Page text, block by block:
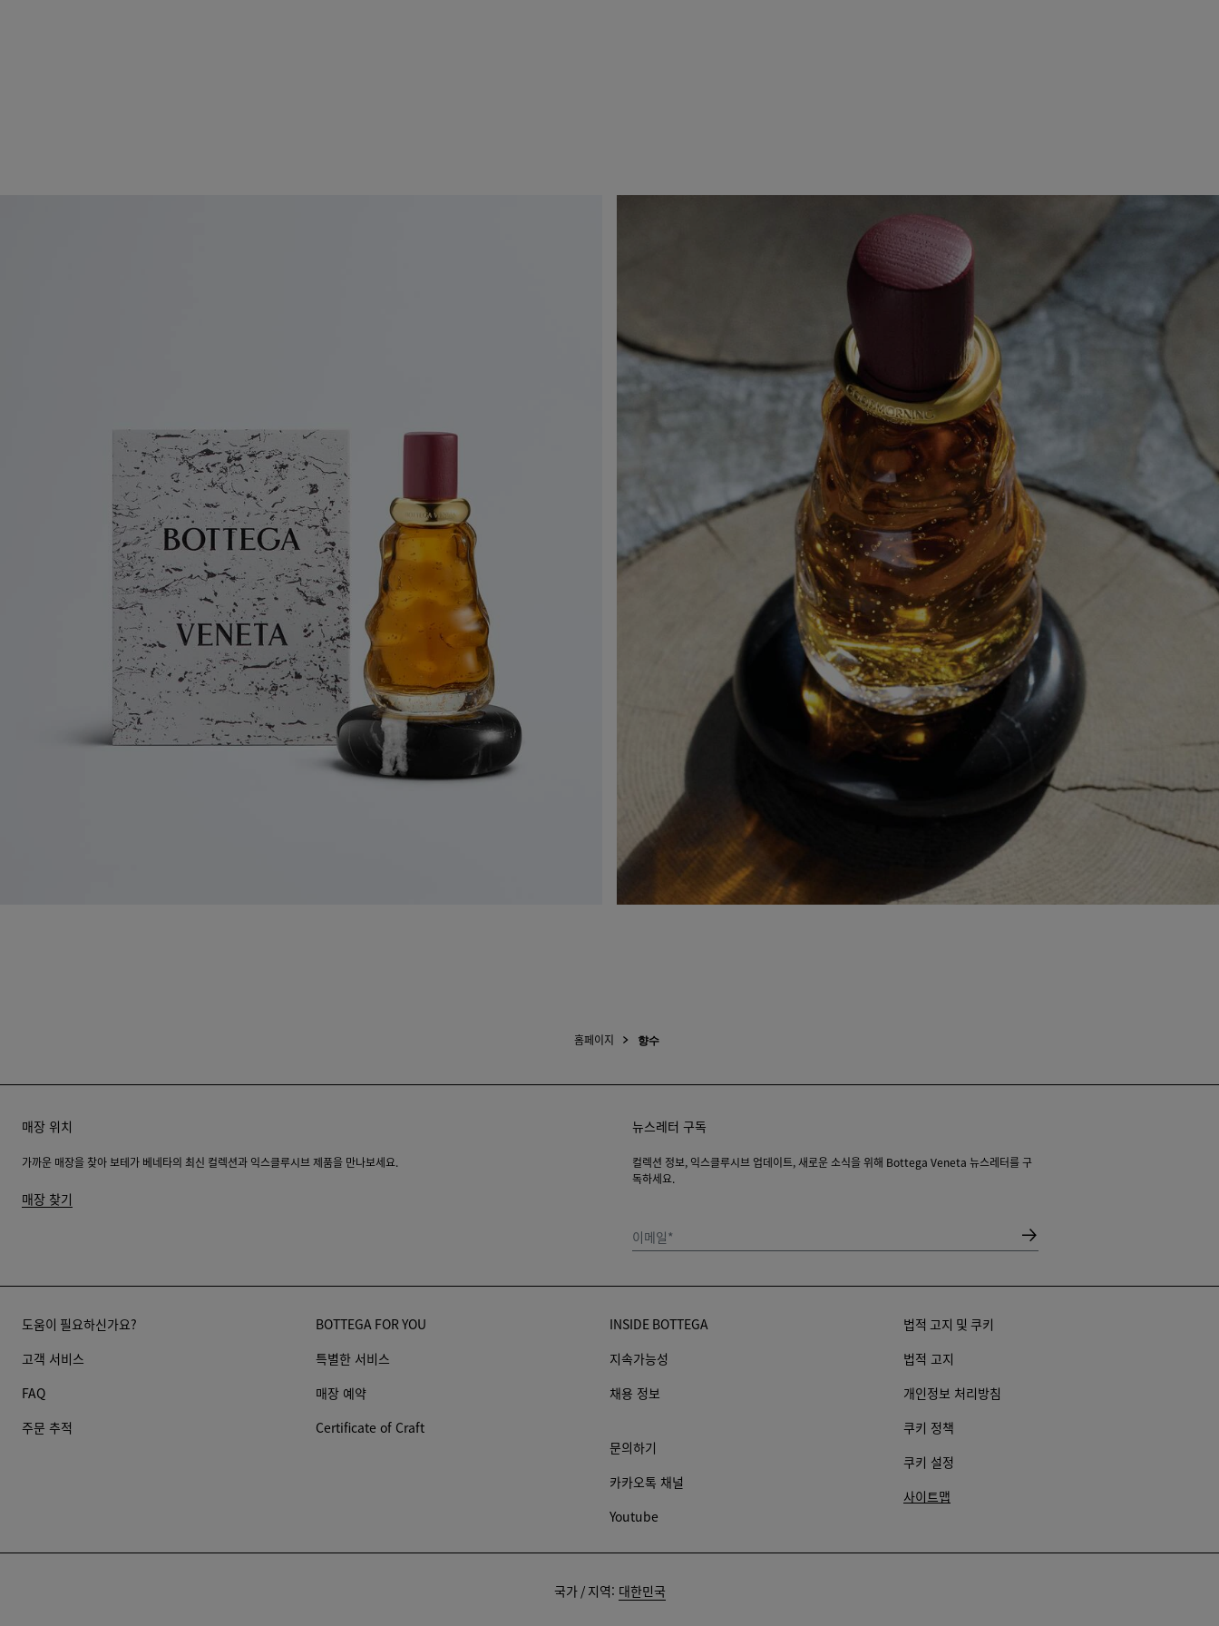
홈페이지 향수
매장 위치
가까운 매장을 찾아 보테가 베네타의 최신 컬렉션과 익스클루시브 제품을 만나보세요.
매장 찾기
뉴스레터 구독
컬렉션 정보, 익스클루시브 업데이트, 새로운 소식을 위해 Bottega Veneta 뉴스레터를 구
독하세요.
이메일*
도움이 필요하신가요?
고객 서비스
FAQ
주문 추적
BOTTEGA FOR YOU
특별한 서비스
매장 예약
Certificate of Craft
INSIDE BOTTEGA
지속가능성
채용 정보
문의하기
카카오톡 채널
Youtube
법적 고지 및 쿠키
법적 고지
개인정보 처리방침
쿠키 정책
쿠키 설정
사이트맵
배국가 / 지역: 대한민국